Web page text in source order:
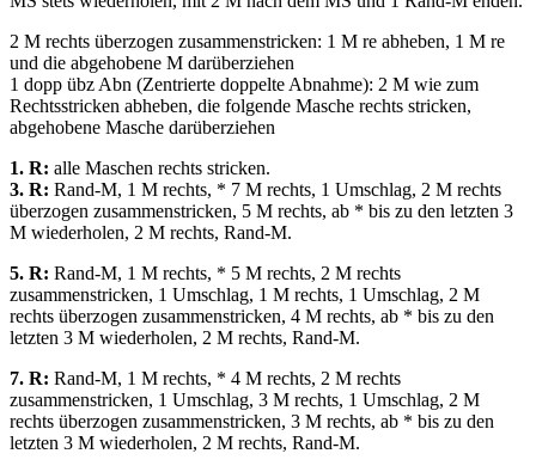
2 M rechts überzogen zusammenstricken: 1 M re abheben, 1 M re
und die abgehobene M darüberziehen
1 dopp übz Abn (Zentrierte doppelte Abnahme): 2 M wie zum
Rechtsstricken abheben, die folgende Masche rechts stricken,
abgehobene Masche darüberziehen
1. R: alle Maschen rechts stricken.
3. R: Rand-M, 1 M rechts, * 7 M rechts, 1 Umschlag, 2 M rechts
überzogen zusammenstricken, 5 M rechts, ab * bis zu den letzten 3
M wiederholen, 2 M rechts, Rand-M.
5. R: Rand-M, 1 M rechts, * 5 M rechts, 2 M rechts
zusammenstricken, 1 Umschlag, 1 M rechts, 1 Umschlag, 2 M
rechts überzogen zusammenstricken, 4 M rechts, ab * bis zu den
letzten 3 M wiederholen, 2 M rechts, Rand-M.
7. R: Rand-M, 1 M rechts, * 4 M rechts, 2 M rechts
zusammenstricken, 1 Umschlag, 3 M rechts, 1 Umschlag, 2 M
rechts überzogen zusammenstricken, 3 M rechts, ab * bis zu den
letzten 3 M wiederholen, 2 M rechts, Rand-M.